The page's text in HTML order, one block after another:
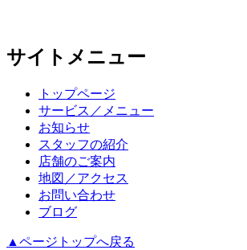
サイトメニュー
トップページ
サービス／メニュー
お知らせ
スタッフの紹介
店舗のご案内
地図／アクセス
お問い合わせ
ブログ
▲ページトップへ戻る